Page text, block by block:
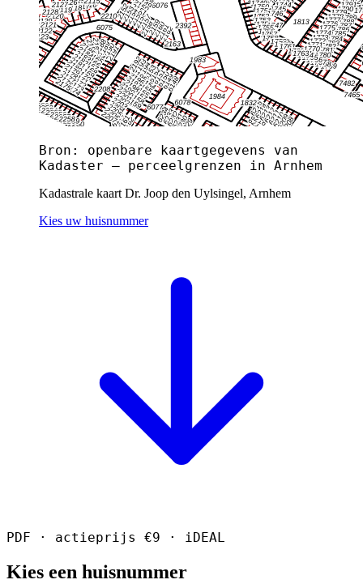
Bron: openbare kaartgegevens van
Kadaster — perceelgrenzen in Arnhem
Kadastrale kaart Dr. Joop den Uylsingel, Arnhem
Kies uw huisnummer
PDF · actieprijs €9 · iDEAL
Kies een huisnummer